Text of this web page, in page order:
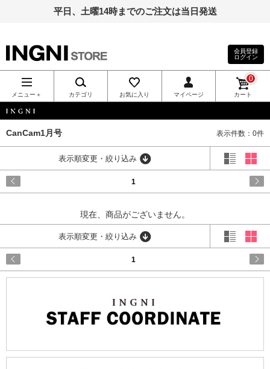
平日、土曜14時までのご注文は当日発送
INGNI（イン
グ）公式通
販｜INGNI
STORE
会員登録
ログイン
メニュー＋ カテゴリ お気に入り マイページ カート
0
CanCam1月号 表示件数：0件
表示順変更・絞り込み
1
現在、商品がございません。
表示順変更・絞り込み
1